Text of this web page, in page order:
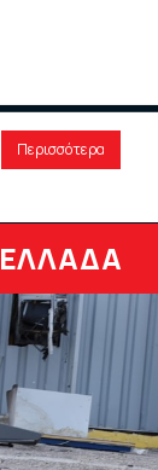
Περισσότερα
ΕΛΛΑΔΑ